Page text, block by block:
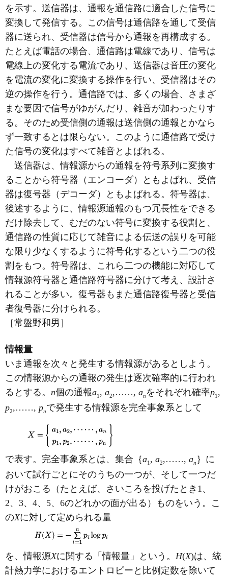
を示す。送信器は、通報を通信路に適合した信号に
変換して発信する。この信号は通信路を通して受信
器に送られ、受信器は信号から通報を再構成する。
たとえば電話の場合、通信路は電線であり、信号は
電線上の変化する電流であり、送信器は音圧の変化
を電流の変化に変換する操作を行い、受信器はその
逆の操作を行う。通信路では、多くの場合、さまざ
まな要因で信号がゆがんだり、雑音が加わったりす
る。そのため受信側の通報は送信側の通報とかなら
ず一致するとは限らない。このように通信路で受け
た信号の変化はすべて雑音とよばれる。
送信器は、情報源からの通報を符号系列に変換す
ることから符号器（エンコーダ）ともよばれ、受信
器は復号器（デコーダ）ともよばれる。符号器は、
後述するように、情報源通報のもつ冗長性をできる
だけ除去して、むだのない符号に変換する役割と、
通信路の性質に応じて雑音による伝送の誤りを可能
な限り少なくするように符号化するという二つの役
割をもつ。符号器は、これら二つの機能に対応して
情報源符号器と通信路符号器に分けて考え、設計さ
れることが多い。復号器もまた通信路復号器と受信
者復号器に分けられる。
［常盤野和男］
情報量
いま通報を次々と発生する情報源があるとしよう。
この情報源からの通報の発生は逐次確率的に行われ
るとする。 n個の通報a1 , a2,……, an をそれぞれ確率p1 ,
p2,……, pnで発生する情報源を完全事象系として
で表す。完全事象系とは、集合｛a1 , a2,……, an ｝に
おいて試行ごとにそのうちの一つが、そして一つだ
けがおこる（たとえば、さいころを投げたとき1、
2、3、4、5、6のどれかの面が出る）ものをいう。こ
のXに対して定められる量
を、情報源Xに関する「情報量」という。 H(X)は、統
計熱力学におけるエントロピーと比例定数を除いて